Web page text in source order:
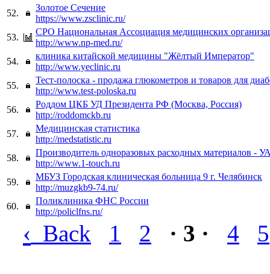
52.
Золотое Сечение
https://www.zsclinic.ru/
53.
СРО Национальная Ассоциация медицинских
http://www.np-med.ru/
54.
клиника китайской медицины "Жёлтый Император"
http://www.yeclinic.ru
55.
Тест-полоска - продажа глюкометров и товаров для
http://www.test-poloska.ru
56.
Роддом ЦКБ УД Президента РФ (Москва, Россия)
http://roddomckb.ru
57.
Медицинская статистика
http://medstatistic.ru
58.
Производитель одноразовых расходных материалов -
http://www.1-touch.ru
59.
МБУЗ Городская клиническая больница 9 г. Челябинск
http://muzgkb9-74.ru/
60.
Поликлиника ФНС России
http://policlfns.ru/
‹ Back 1 2 · 3 · 4 5